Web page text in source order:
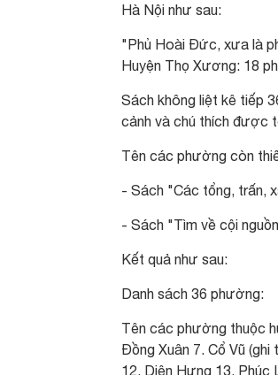
Hà Nội như sau:
"Phủ Hoài Đức, xưa là
Huyện Thọ Xương: 18
Sách không liệt kê tiếp
cảnh và chú thích được
Tên các phường còn
- Sách "Các tổng, trấn,
- Sách "Tìm về cội
Kết quả như sau:
Danh sách 36 phường:
Tên các phường thuộc
Đồng Xuân 7. Cổ Vũ
12. Diên Hưng 13. Phúc